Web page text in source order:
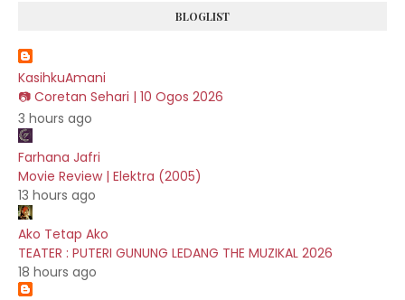
BLOGLIST
KasihkuAmani
📷 Coretan Sehari | 10 Ogos 2026
3 hours ago
Farhana Jafri
Movie Review | Elektra (2005)
13 hours ago
Ako Tetap Ako
TEATER : PUTERI GUNUNG LEDANG THE MUZIKAL 2026
18 hours ago